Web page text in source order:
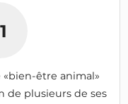
être animal»
de plusieurs de ses